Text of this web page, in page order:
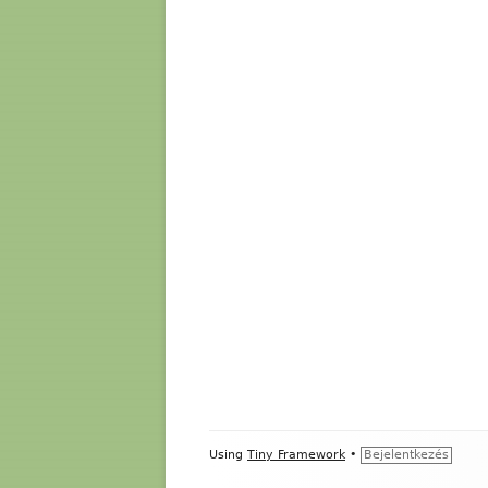
Footer
Using Tiny Framework • Bejelentkezés